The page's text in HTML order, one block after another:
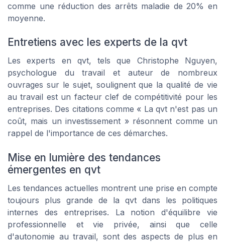
comme une réduction des arrêts maladie de 20% en
moyenne.
Entretiens avec les experts de la qvt
Les experts en qvt, tels que Christophe Nguyen,
psychologue du travail et auteur de nombreux
ouvrages sur le sujet, soulignent que la qualité de vie
au travail est un facteur clef de compétitivité pour les
entreprises. Des citations comme « La qvt n'est pas un
coût, mais un investissement » résonnent comme un
rappel de l'importance de ces démarches.
Mise en lumière des tendances
émergentes en qvt
Les tendances actuelles montrent une prise en compte
toujours plus grande de la qvt dans les politiques
internes des entreprises. La notion d'équilibre vie
professionnelle et vie privée, ainsi que celle
d'autonomie au travail, sont des aspects de plus en